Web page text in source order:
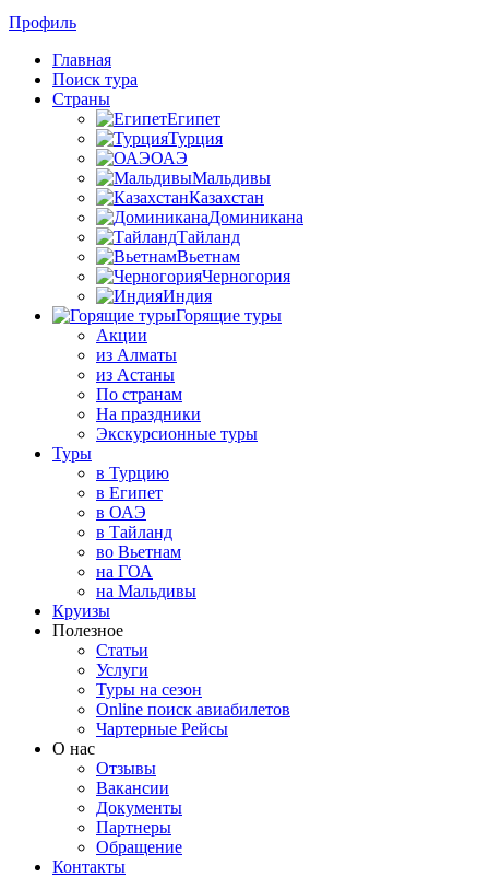
Профиль
Главная
Поиск тура
Страны
Египет
Турция
ОАЭ
Мальдивы
Казахстан
Доминикана
Тайланд
Вьетнам
Черногория
Индия
Горящие туры
Акции
из Алматы
из Астаны
По странам
На праздники
Экскурсионные туры
Туры
в Турцию
в Египет
в ОАЭ
в Тайланд
во Вьетнам
на ГОА
на Мальдивы
Круизы
Полезное
Статьи
Услуги
Туры на сезон
Online поиск авиабилетов
Чартерные Рейсы
О нас
Отзывы
Вакансии
Документы
Партнеры
Обращение
Контакты